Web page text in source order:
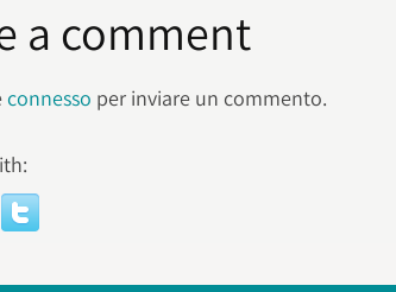
a comment
connesso per inviare un commento.